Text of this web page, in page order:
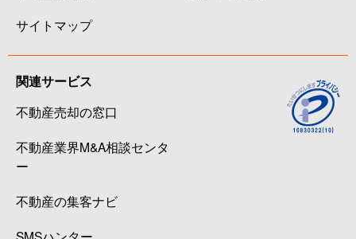
サイトマップ
関連サービス
不動産売却の窓口
不動産業界M&A相談センタ
ー
不動産の集客ナビ